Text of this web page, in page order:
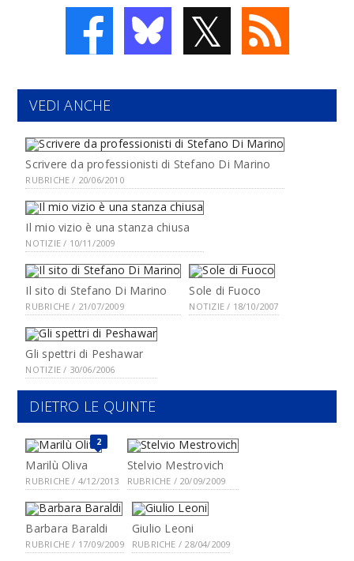
𝕏
VEDI ANCHE
Scrivere da professionisti di Stefano Di Marino
RUBRICHE / 20/06/2010
Il mio vizio è una stanza chiusa
NOTIZIE / 10/11/2009
Il sito di Stefano Di Marino
RUBRICHE / 21/07/2009
Sole di Fuoco
NOTIZIE / 18/10/2007
Gli spettri di Peshawar
NOTIZIE / 30/06/2006
DIETRO LE QUINTE
2
Marilù Oliva
RUBRICHE / 4/12/2013
Stelvio Mestrovich
RUBRICHE / 20/09/2009
Barbara Baraldi
RUBRICHE / 17/09/2009
Giulio Leoni
RUBRICHE / 28/04/2009